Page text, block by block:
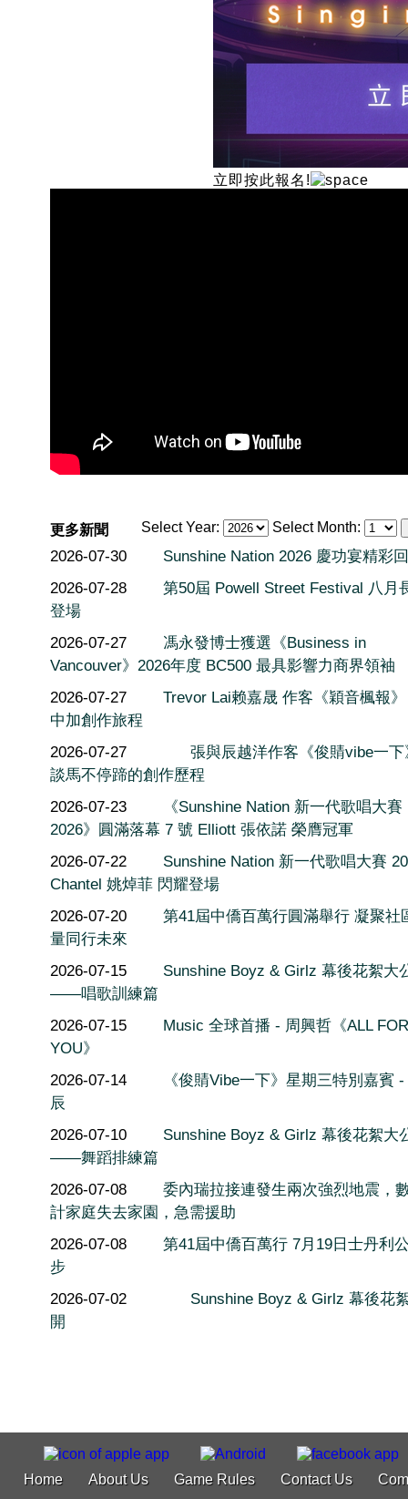
立即按此報名!
Select Year: Select Month:
更多新聞
2026-07-30
Sunshine Nation 2026 慶功宴精彩
2026-07-28
第50屆 Powell Street Festival 八月
登場
2026-07-27
馮永發博士獲選《Business in
Vancouver》2026年度 BC500 最具影響力商界領袖
2026-07-27
Trevor Lai赖嘉晟 作客《穎音楓報
中加創作旅程
2026-07-27
張與辰越洋作客《俊䝼vibe一下
談馬不停蹄的創作歷程
2026-07-23
《Sunshine Nation 新一代歌唱大賽
2026》圓滿落幕 7 號 Elliott 張依諾 榮膺冠軍
2026-07-22
Sunshine Nation 新一代歌唱大賽
Chantel 姚焯菲 閃耀登場
2026-07-20
第41屆中僑百萬行圓滿舉行 凝聚社
量同行未來
2026-07-15
Sunshine Boyz & Girlz 幕後花絮大
——唱歌訓練篇
2026-07-15
Music 全球首播 - 周興哲《ALL FOR
YOU》
2026-07-14
《俊䝼Vibe一下》星期三特別嘉賓
辰
2026-07-10
Sunshine Boyz & Girlz 幕後花絮大
——舞蹈排練篇
2026-07-08
委內瑞拉接連發生兩次強烈地震，
計家庭失去家園，急需援助
2026-07-08
第41屆中僑百萬行 7月19日士丹利
步
2026-07-02
Sunshine Boyz & Girlz 幕後花
開
Home About Us Game Rules Contact Us